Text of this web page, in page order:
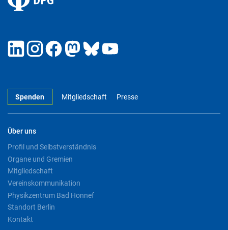
Spenden Mitgliedschaft Presse
Über uns
Profil und Selbstverständnis
Organe und Gremien
Mitgliedschaft
Vereinskommunikation
Physikzentrum Bad Honnef
Standort Berlin
Kontakt